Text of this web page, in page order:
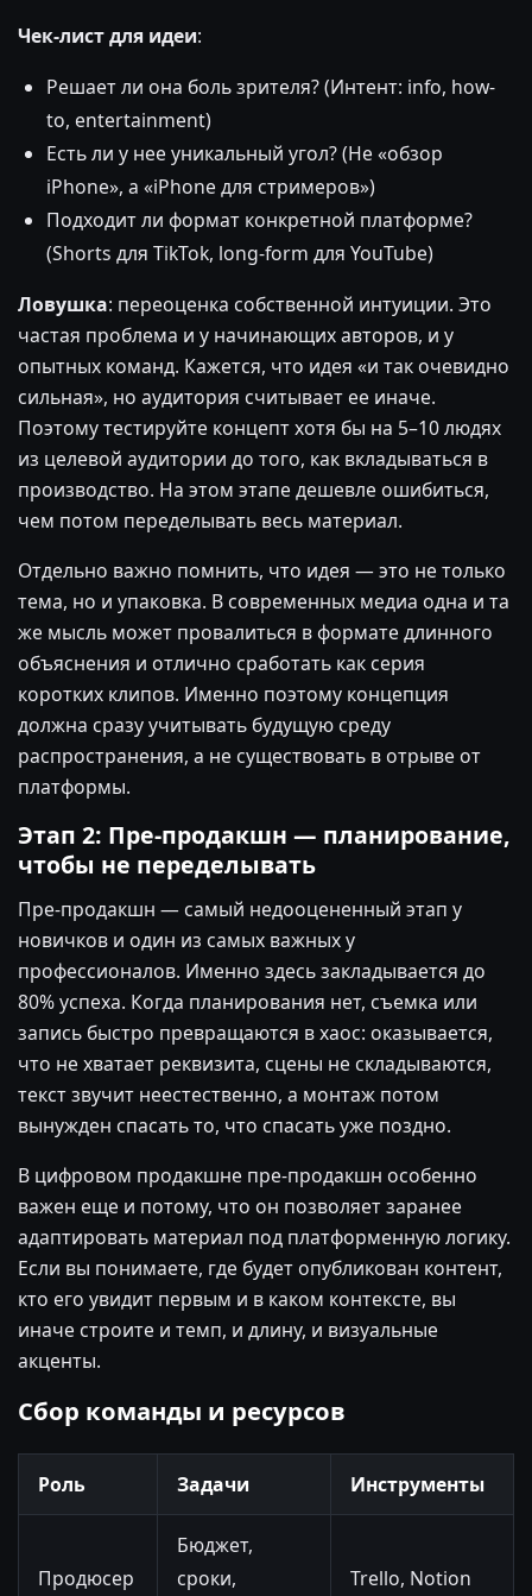
Чек-лист для идеи:
Решает ли она боль зрителя? (Интент: info, how-
to, entertainment)
Есть ли у нее уникальный угол? (Не «обзор
iPhone», а «iPhone для стримеров»)
Подходит ли формат конкретной платформе?
(Shorts для TikTok, long-form для YouTube)
Ловушка: переоценка собственной интуиции. Это
частая проблема и у начинающих авторов, и у
опытных команд. Кажется, что идея «и так очевидно
сильная», но аудитория считывает ее иначе.
Поэтому тестируйте концепт хотя бы на 5–10 людях
из целевой аудитории до того, как вкладываться в
производство. На этом этапе дешевле ошибиться,
чем потом переделывать весь материал.
Отдельно важно помнить, что идея — это не только
тема, но и упаковка. В современных медиа одна и та
же мысль может провалиться в формате длинного
объяснения и отлично сработать как серия
коротких клипов. Именно поэтому концепция
должна сразу учитывать будущую среду
распространения, а не существовать в отрыве от
платформы.
Этап 2: Пре-продакшн — планирование,
чтобы не переделывать
Пре-продакшн — самый недооцененный этап у
новичков и один из самых важных у
профессионалов. Именно здесь закладывается до
80% успеха. Когда планирования нет, съемка или
запись быстро превращаются в хаос: оказывается,
что не хватает реквизита, сцены не складываются,
текст звучит неестественно, а монтаж потом
вынужден спасать то, что спасать уже поздно.
В цифровом продакшне пре-продакшн особенно
важен еще и потому, что он позволяет заранее
адаптировать материал под платформенную логику.
Если вы понимаете, где будет опубликован контент,
кто его увидит первым и в каком контексте, вы
иначе строите и темп, и длину, и визуальные
акценты.
Сбор команды и ресурсов
Роль Задачи Инструменты
Продюсер
Бюджет,
сроки,
Trello, Notion